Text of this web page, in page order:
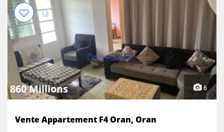
860 Millions 6
Vente Appartement F4 Oran, Oran